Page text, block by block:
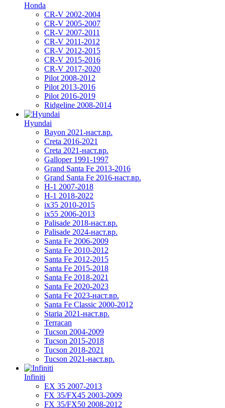
Honda
CR-V 2002-2004
CR-V 2005-2007
CR-V 2007-2011
CR-V 2011-2012
CR-V 2012-2015
CR-V 2015-2016
CR-V 2017-2020
Pilot 2008-2012
Pilot 2013-2016
Pilot 2016-2019
Ridgeline 2008-2014
Hyundai
Bayon 2021-наст.вр.
Creta 2016-2021
Creta 2021-наст.вр.
Galloper 1991-1997
Grand Santa Fe 2013-2016
Grand Santa Fe 2016-наст.вр.
H-1 2007-2018
H-1 2018-2022
ix35 2010-2015
ix55 2006-2013
Palisade 2018-наст.вр.
Palisade 2024-наст.вр.
Santa Fe 2006-2009
Santa Fe 2010-2012
Santa Fe 2012-2015
Santa Fe 2015-2018
Santa Fe 2018-2021
Santa Fe 2020-2023
Santa Fe 2023-наст.вр.
Santa Fe Classic 2000-2012
Staria 2021-наст.вр.
Terracan
Tucson 2004-2009
Tucson 2015-2018
Tucson 2018-2021
Tucson 2021-наст.вр.
Infiniti
EX 35 2007-2013
FX 35/FX45 2003-2009
FX 35/FX50 2008-2012